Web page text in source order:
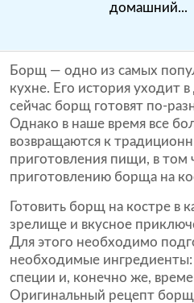
домашний...
Борщ — одно из самых
кухне. Его история уходит
сейчас борщ готовят по-
Однако в наше время все
возвращаются к
приготовления пищи, в том
приготовлению борща на
Готовить борщ на костре в
зрелище и вкусное
Для этого необходимо
необходимые
специи и, конечно же,
Оригинальный рецепт